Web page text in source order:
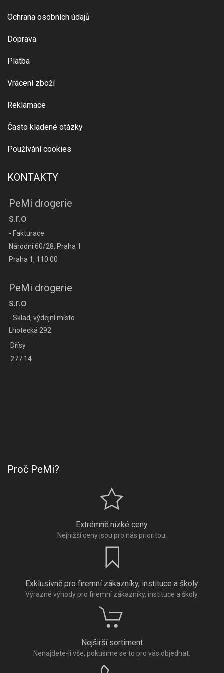
Ochrana osobních údajů
Doprava
Platba
Vrácení zboží
Reklamace
Často kladené otázky
Používání cookies
KONTAKTY
PeMi drogerie
s.r.o
- Fakturace
Národní 60/28, Praha 1
Praha 1, 110 00
PeMi drogerie
s.r.o
- Sklad, výdejní místo
Lhotecká 292
Dřísy
277 14
Proč PeMi?
Extrémně nízké ceny
Nejnižší ceny jsou pro nás prioritou.
Exklusivně pro firemní zákazníky, instituce a školy
Výrazné výhody pro firemní zákazníky, instituce a školy.
Nejširší sortiment
Nenajdete-li vše, pokusíme se to pro vás objednat.